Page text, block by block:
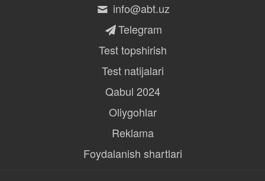
info@abt.uz
Telegram
Test topshirish
Test natijalari
Qabul 2024
Oliygohlar
Reklama
Foydalanish shartlari